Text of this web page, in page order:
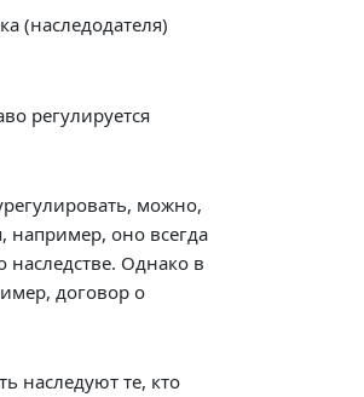
(наследодателя)
регулируется
можно,
например, оно всегда
наследстве. Однако в
договор о
наследуют те, кто